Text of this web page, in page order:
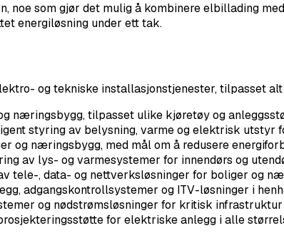
noe som gjør det mulig å kombinere elbillading
energiløsning under ett tak.
og tekniske installasjonstjenester, tilpasset
næringsbygg, tilpasset ulike kjøretøy og
styring av belysning, varme og elektrisk utstyr
og næringsbygg, med mål om å redusere
av lys- og varmesystemer for innendørs og
tele-, data- og nettverksløsninger for boliger og
adgangskontrollsystemer og ITV-løsninger i
og nødstrømsløsninger for kritisk
for elektriske anlegg i alle